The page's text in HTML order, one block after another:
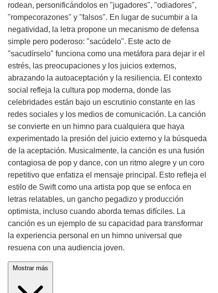
rodean, personificándolos en "jugadores", "odiadores",
"rompecorazones" y "falsos". En lugar de sucumbir a la
negatividad, la letra propone un mecanismo de defensa
simple pero poderoso: "sacúdelo". Este acto de
"sacudírselo" funciona como una metáfora para dejar ir el
estrés, las preocupaciones y los juicios externos,
abrazando la autoaceptación y la resiliencia. El contexto
social refleja la cultura pop moderna, donde las
celebridades están bajo un escrutinio constante en las
redes sociales y los medios de comunicación. La canción
se convierte en un himno para cualquiera que haya
experimentado la presión del juicio externo y la búsqueda
de la aceptación. Musicalmente, la canción es una fusión
contagiosa de pop y dance, con un ritmo alegre y un coro
repetitivo que enfatiza el mensaje principal. Esto refleja el
estilo de Swift como una artista pop que se enfoca en
letras relatables, un gancho pegadizo y producción
optimista, incluso cuando aborda temas difíciles. La
canción es un ejemplo de su capacidad para transformar
la experiencia personal en un himno universal que
resuena con una audiencia joven.